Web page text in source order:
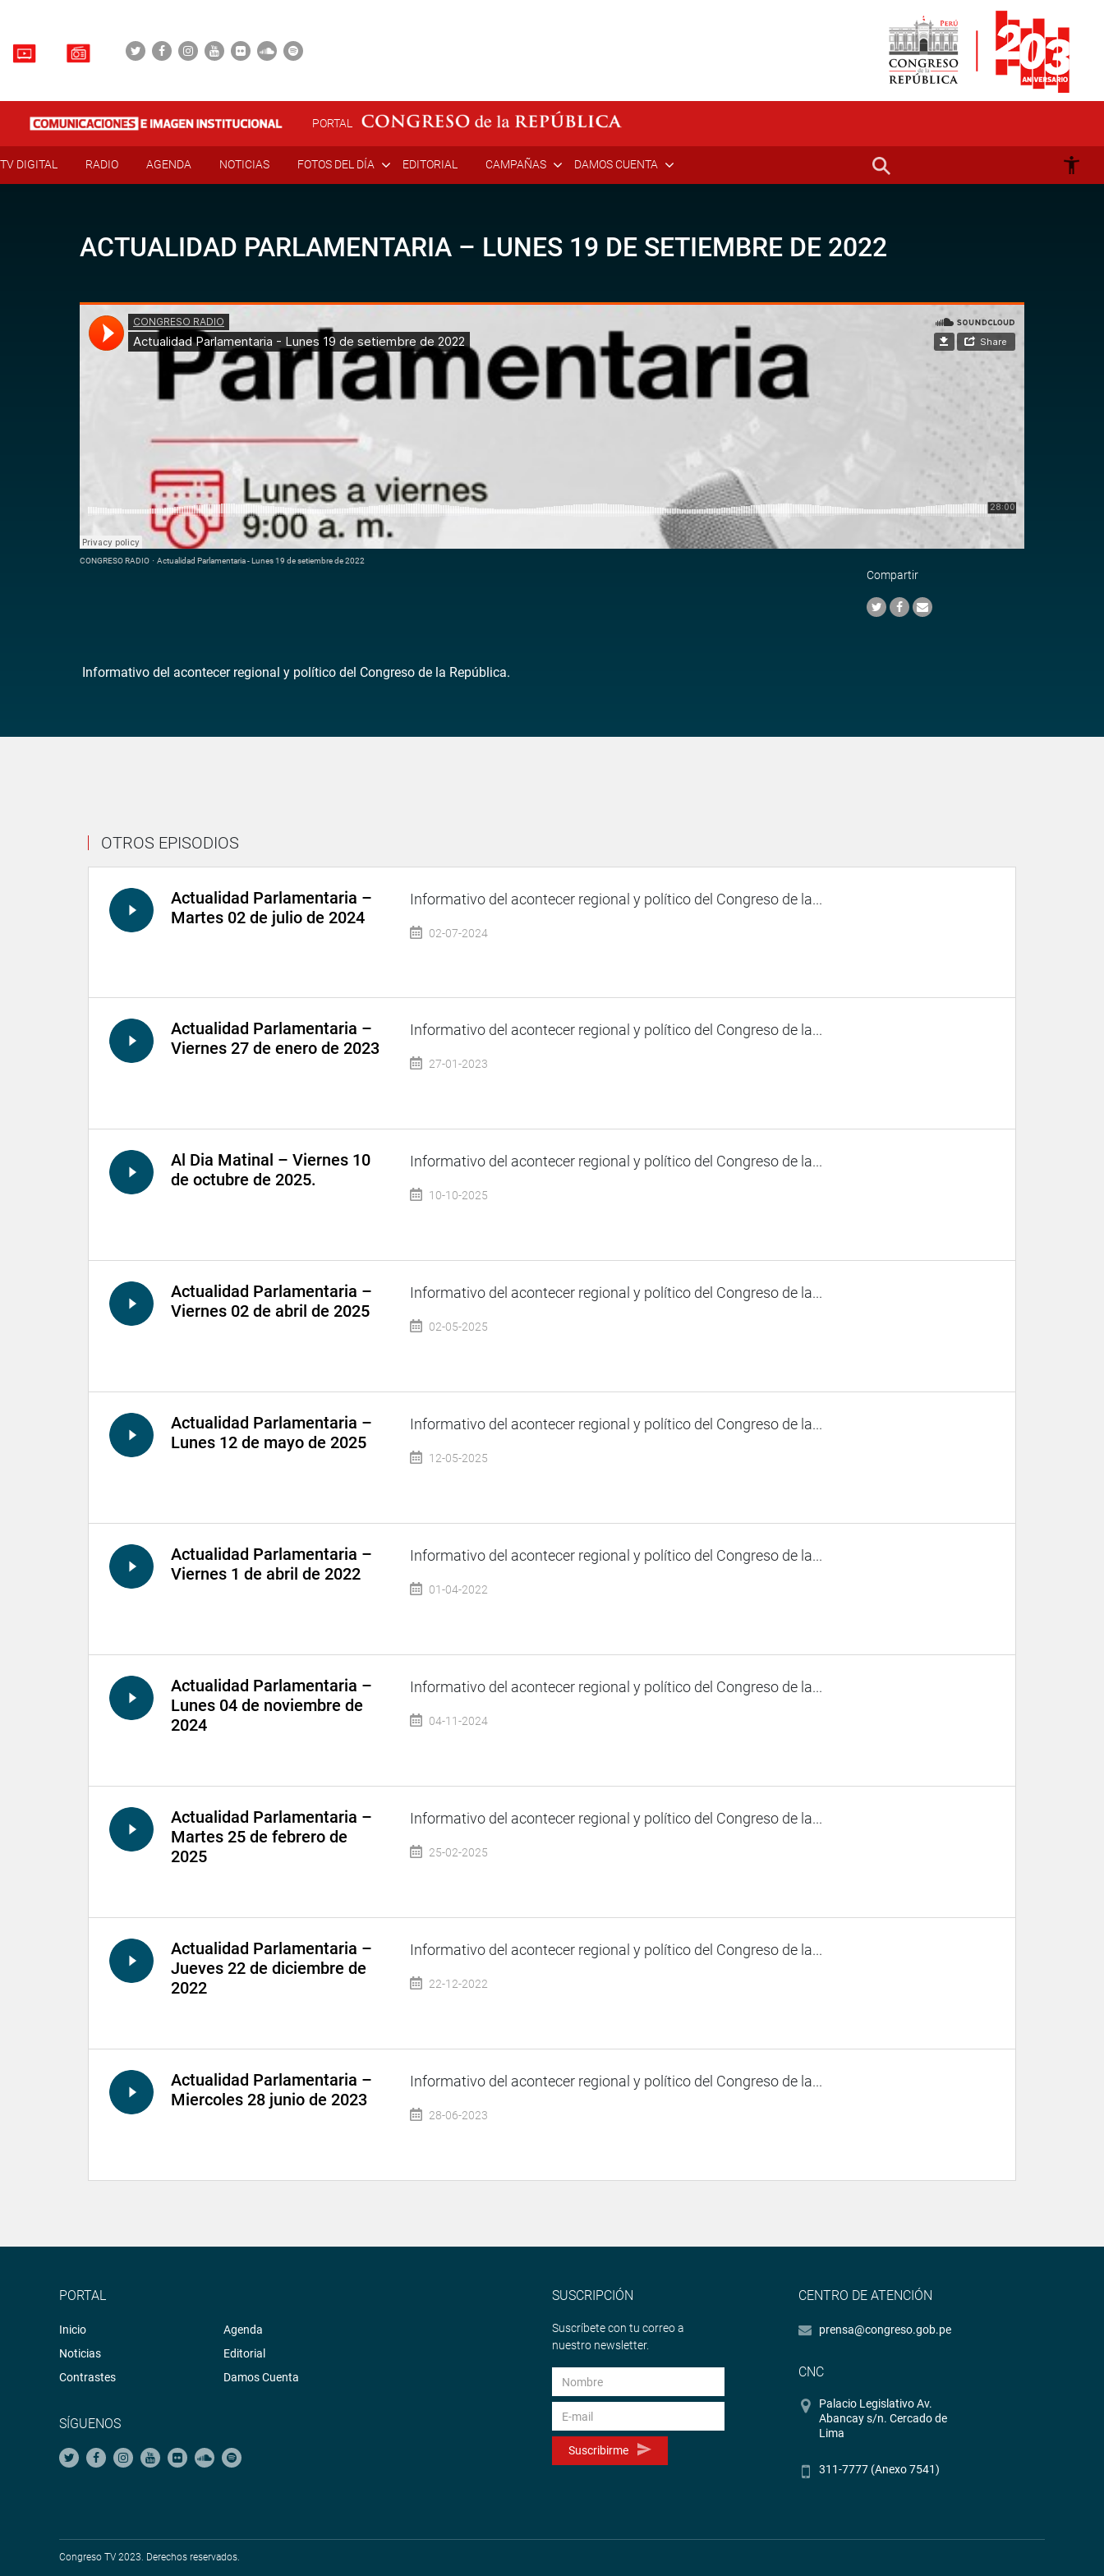
PORTAL
TV DIGITAL RADIO AGENDA NOTICIAS FOTOS DEL DÍA EDITORIAL CAMPAÑAS DAMOS CUENTA
ACTUALIDAD PARLAMENTARIA – LUNES 19 DE SETIEMBRE DE 2022
CONGRESO RADIO · Actualidad Parlamentaria - Lunes 19 de setiembre de 2022
Compartir
Informativo del acontecer regional y político del Congreso de la República.
OTROS EPISODIOS
Actualidad Parlamentaria –
Martes 02 de julio de 2024
Informativo del acontecer regional y político del Congreso de la...
02-07-2024
Actualidad Parlamentaria –
Viernes 27 de enero de 2023
Informativo del acontecer regional y político del Congreso de la...
27-01-2023
Al Dia Matinal – Viernes 10
de octubre de 2025.
Informativo del acontecer regional y político del Congreso de la...
10-10-2025
Actualidad Parlamentaria –
Viernes 02 de abril de 2025
Informativo del acontecer regional y político del Congreso de la...
02-05-2025
Actualidad Parlamentaria –
Lunes 12 de mayo de 2025
Informativo del acontecer regional y político del Congreso de la...
12-05-2025
Actualidad Parlamentaria –
Viernes 1 de abril de 2022
Informativo del acontecer regional y político del Congreso de la...
01-04-2022
Actualidad Parlamentaria –
Lunes 04 de noviembre de
2024
Informativo del acontecer regional y político del Congreso de la...
04-11-2024
Actualidad Parlamentaria –
Martes 25 de febrero de
2025
Informativo del acontecer regional y político del Congreso de la...
25-02-2025
Actualidad Parlamentaria –
Jueves 22 de diciembre de
2022
Informativo del acontecer regional y político del Congreso de la...
22-12-2022
Actualidad Parlamentaria –
Miercoles 28 junio de 2023
Informativo del acontecer regional y político del Congreso de la...
28-06-2023
PORTAL
Inicio
Noticias
Contrastes
Agenda
Editorial
Damos Cuenta
SÍGUENOS
SUSCRIPCIÓN
Suscríbete con tu correo a
nuestro newsletter.
Suscribirme
CENTRO DE ATENCIÓN
prensa@congreso.gob.pe
CNC
Palacio Legislativo Av.
Abancay s/n. Cercado de
Lima
311-7777 (Anexo 7541)
Congreso TV 2023. Derechos reservados.